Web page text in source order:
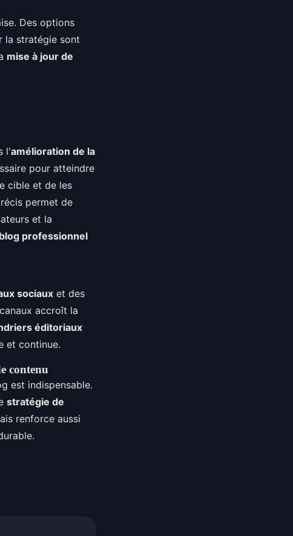
Des options
la stratégie sont
mise à jour de
l'amélioration de la
pour atteindre
cible et de les
permet de
et la
professionnel
sociaux et des
accroît la
éditoriaux
et continue.
contenu
est indispensable.
stratégie de
renforce aussi